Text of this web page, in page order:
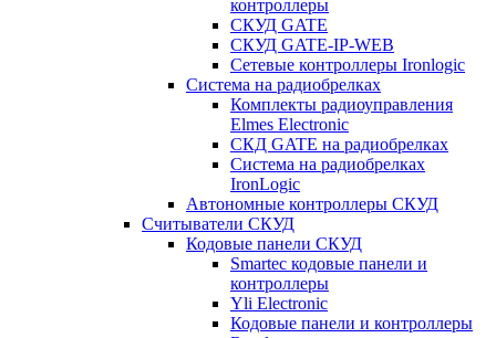
контроллеры
СКУД GATE
СКУД GATE-IP-WEB
Сетевые контроллеры Ironlogic
Система на радиобрелках
Комплекты радиоуправления
Elmes Electronic
СКД GATE на радиобрелках
Система на радиобрелках
IronLogic
Автономные контроллеры СКУД
Считыватели СКУД
Кодовые панели СКУД
Smartec кодовые панели и
контроллеры
Yli Electronic
Кодовые панели и контроллеры